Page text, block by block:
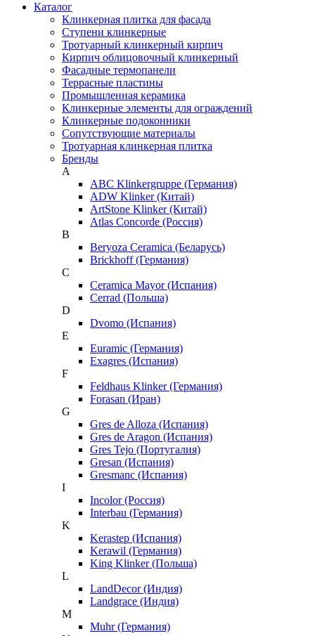
Каталог
Клинкерная плитка для фасада
Ступени клинкерные
Тротуарный клинкерный кирпич
Кирпич облицовочный клинкерный
Фасадные термопанели
Террасные пластины
Промышленная керамика
Клинкерные элементы для ограждений
Клинкерные подоконники
Сопутствующие материалы
Тротуарная клинкерная плитка
Бренды
A
ABC Klinkergruppe (Германия)
ADW Klinker (Китай)
ArtStone Klinker (Китай)
Atlas Concorde (Россия)
B
Beryoza Ceramica (Беларусь)
Brickhoff (Германия)
C
Ceramica Mayor (Испания)
Cerrad (Польша)
D
Dvomo (Испания)
E
Euramic (Германия)
Exagres (Испания)
F
Feldhaus Klinker (Германия)
Forasan (Иран)
G
Gres de Alloza (Испания)
Gres de Aragon (Испания)
Gres Tejo (Португалия)
Gresan (Испания)
Gresmanc (Испания)
I
Incolor (Россия)
Interbau (Германия)
K
Kerastep (Испания)
Kerawil (Германия)
King Klinker (Польша)
L
LandDecor (Индия)
Landgrace (Индия)
M
Muhr (Германия)